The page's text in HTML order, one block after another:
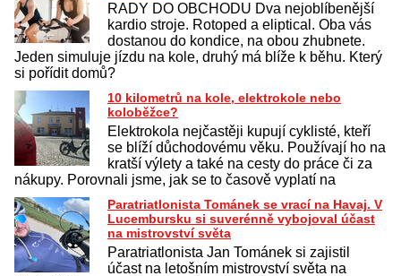
RADY DO OBCHODU Dva nejoblíbenější
kardio stroje. Rotoped a eliptical. Oba vás
dostanou do kondice, na obou zhubnete.
Jeden simuluje jízdu na kole, druhý má blíže k běhu. Který
si pořídit domů?
10 kilometrů na kole, elektrokole nebo
koloběžce?
Elektrokola nejčastěji kupují cyklisté, kteří
se blíží důchodovému věku. Používají ho na
kratší výlety a také na cesty do práce či za
nákupy. Porovnali jsme, jak se to časově vyplatí na
Paratriatlonista Tománek se vrací na Havaj. V
Lucembursku si suverénně vybojoval účast
na mistrovství světa
Paratriatlonista Jan Tománek si zajistil
účast na letošním mistrovství světa na